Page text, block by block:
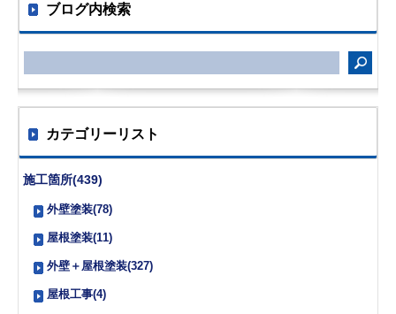
ブログ内検索
カテゴリーリスト
施工箇所(439)
外壁塗装(78)
屋根塗装(11)
外壁＋屋根塗装(327)
屋根工事(4)